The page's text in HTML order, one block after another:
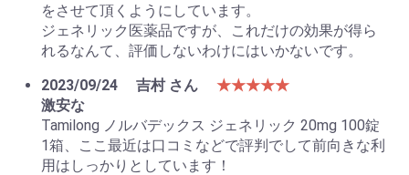
をさせて頂くようにしています。
ジェネリック医薬品ですが、これだけの効果が得ら
れるなんて、評価しないわけにはいかないです。
2023/09/24
吉村 さん
★★★★★
激安な
Tamilong ノルバデックス ジェネリック 20mg 100錠
1箱、ここ最近は口コミなどで評判でして前向きな利
用はしっかりとしています！